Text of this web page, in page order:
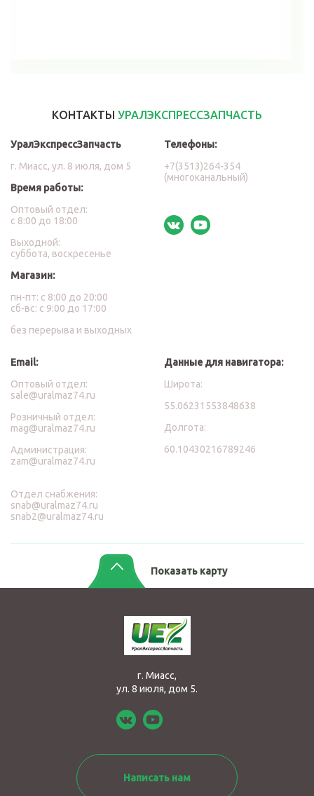
КОНТАКТЫ УРАЛЭКСПРЕССЗАПЧАСТЬ
УралЭкспрессЗапчасть
г. Миасс, ул. 8 июля, дом 5
Время работы:
Оптовый отдел:
с 8:00 до 18:00
Выходной:
суббота, воскресенье
Магазин:
пн-пт: с 8:00 до 20:00
сб-вс: с 9:00 до 17:00
без перерыва и выходных
Телефоны:
+7(3513)264-354
(многоканальный)
Email:
Оптовый отдел:
sale@uralmaz74.ru
Розничный отдел:
mag@uralmaz74.ru
Администрация:
zam@uralmaz74.ru
Отдел снабжения:
snab@uralmaz74.ru
snab2@uralmaz74.ru
Данные для навигатора:
Широта:
55.06231553848638
Долгота:
60.10430216789246
Показать карту
г. Миасс,
ул. 8 июля, дом 5.
Написать нам